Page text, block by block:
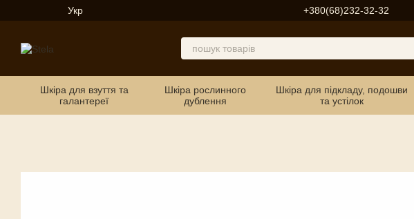
Перейти до основного контенту
Укр +380(68)232-32-32
Шкіра для взуття та
галантереї
Шкіра рослинного
дублення
Шкіра для підкладу, подошви
та устілок